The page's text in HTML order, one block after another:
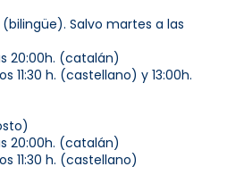
Salvo martes a las
20:00h. (catalán)
11:30 h. (castellano) y 13:00h.
20:00h. (catalán)
11:30 h. (castellano)